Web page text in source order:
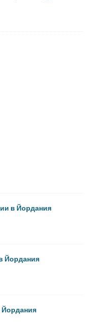
в Йордания
Йордания
Йордания